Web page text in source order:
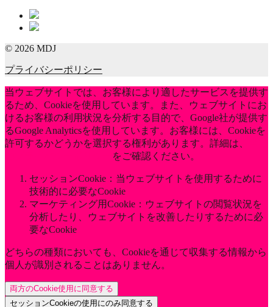
© 2026 MDJ
プライバシーポリシー
当ウェブサイトでは、お客様により適したサービスを提供す
るため、Cookieを使用しています。また、ウェブサイトにお
けるお客様の利用状況を分析する目的で、Google社が提供す
るGoogle Analyticsを使用しています。お客様には、Cookieを
許可するかどうかを選択する権利があります。詳細は、
をご確認ください。
セッションCookie：当ウェブサイトを使用するために
技術的に必要なCookie
マーケティング用Cookie：ウェブサイトの閲覧状況を
分析したり、ウェブサイトを改善したりするために必
要なCookie
どちらの種類においても、Cookieを通じて収集する情報から
個人が識別されることはありません。
両方のCookie使用に同意する
セッションCookieの使用にのみ同意する